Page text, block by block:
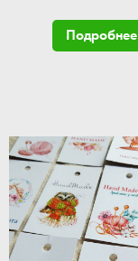
Подробнее